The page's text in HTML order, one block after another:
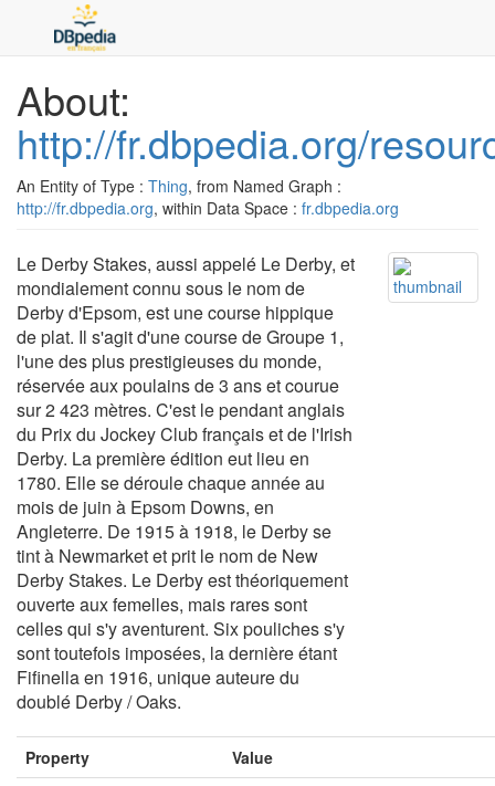
About:
http://fr.dbpedia.org/
An Entity of Type : Thing, from Named Graph :
http://fr.dbpedia.org, within Data Space : fr.dbpedia.org
Le Derby Stakes, aussi appelé Le Derby, et
mondialement connu sous le nom de
Derby d'Epsom, est une course hippique
de plat. Il s'agit d'une course de Groupe 1,
l'une des plus prestigieuses du monde,
réservée aux poulains de 3 ans et courue
sur 2 423 mètres. C'est le pendant anglais
du Prix du Jockey Club français et de l'Irish
Derby. La première édition eut lieu en
1780. Elle se déroule chaque année au
mois de juin à Epsom Downs, en
Angleterre. De 1915 à 1918, le Derby se
tint à Newmarket et prit le nom de New
Derby Stakes. Le Derby est théoriquement
ouverte aux femelles, mais rares sont
celles qui s'y aventurent. Six pouliches s'y
sont toutefois imposées, la dernière étant
Fifinella en 1916, unique auteure du
doublé Derby / Oaks.
Property Value